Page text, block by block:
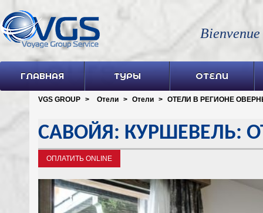
ГЛАВНАЯ ТУРЫ ОТЕЛИ
VGS GROUP > Отели > Отели > ОТЕЛИ В РЕГИОНЕ
САВОЙЯ: КУРШЕВЕЛЬ:
ОПЛАТИТЬ ONLINE